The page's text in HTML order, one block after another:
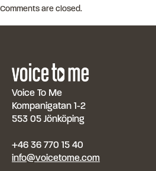
Comments are closed.
Voice To Me
Kompanigatan 1-2
553 05 Jönköping
+46 36 770 15 40
info@voicetome.com